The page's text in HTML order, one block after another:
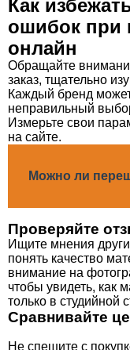
Как
ошибок при
онлайн
Обращайте
заказ, тщательно
Каждый бренд
неправильный
Измерьте свои
на сайте.
Можно ли
Проверяйте
Ищите мнения
понять качество
внимание на
чтобы увидеть, как
только в студийной
Сравнивайте
Не спешите с